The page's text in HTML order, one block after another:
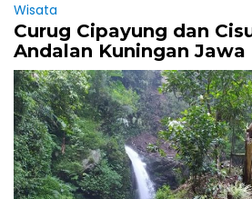
Wisata
Curug Cipayung dan
Andalan Kuningan Jawa